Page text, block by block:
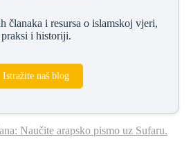
članaka i resursa o islamskoj vjeri,
praksi i historiji.
Istražite naš blog
Naučite arapsko pismo uz Sufaru.